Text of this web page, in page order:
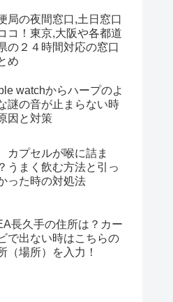
局の夜間窓口,土日窓口
コ！東京,大阪や各都道
の２４時間対応の窓口
め
watchからハープのよ
謎の音が止まらない時
因と対策
カプセルが喉に詰ま
うまく飲む方法と引っ
った時の対処法
長久手の住所は？カー
で出ない時はこちらの
（場所）を入力！